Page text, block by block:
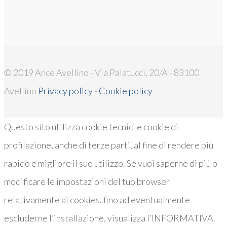
© 2019 Ance Avellino - Via Palatucci, 20/A - 83100
Avellino Privacy policy- Cookie policy
Questo sito utilizza cookie tecnici e cookie di
profilazione, anche di terze parti, al fine di rendere più
rapido e migliore il suo utilizzo. Se vuoi saperne di più o
modificare le impostazioni del tuo browser
relativamente ai cookies, fino ad eventualmente
escluderne l’installazione, visualizza l’INFORMATIVA.